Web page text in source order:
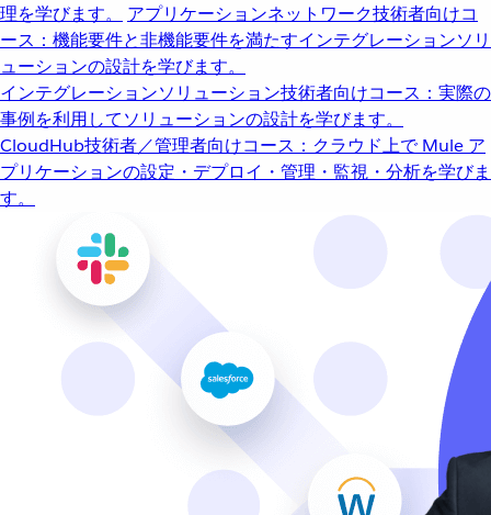
理を学びます。
アプリケーションネットワーク技術者向けコ
ース：機能要件と非機能要件を満たすインテグレーションソリ
ューションの設計を学びます。
インテグレーションソリューション技術者向けコース：実際の
事例を利用してソリューションの設計を学びます。
CloudHub技術者／管理者向けコース：クラウド上で Mule ア
プリケーションの設定・デプロイ・管理・監視・分析を学びま
す。